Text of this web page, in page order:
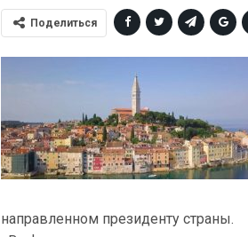
Поделиться
направленном президенту страны.